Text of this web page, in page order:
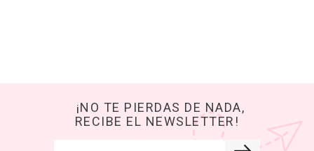
¡NO TE PIERDAS DE NADA,
RECIBE EL NEWSLETTER!